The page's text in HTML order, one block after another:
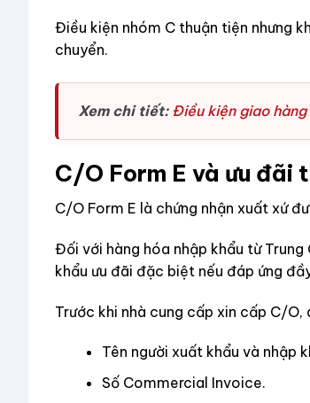
Điều kiện nhóm C thuận tiện nhưng
chuyển.
Xem chi tiết: Điều kiện giao
C/O Form E và ưu đãi
C/O Form E là chứng nhận xuất xứ
Đối với hàng hóa nhập khẩu từ
khẩu ưu đãi đặc biệt nếu đáp ứng
Trước khi nhà cung cấp xin cấp C/
Tên người xuất khẩu và nhập
Số Commercial Invoice.